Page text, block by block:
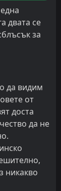
двата се
за
да видим
от
доста
да не
никакво